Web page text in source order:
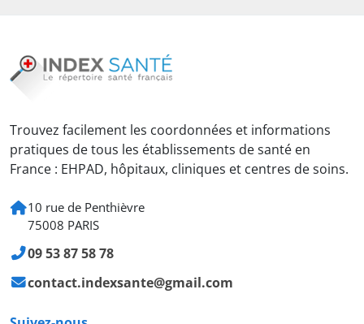
Trouvez facilement les coordonnées et informations
pratiques de tous les établissements de santé en
France : EHPAD, hôpitaux, cliniques et centres de soins.
10 rue de Penthièvre
75008 PARIS
09 53 87 58 78
contact.indexsante@gmail.com